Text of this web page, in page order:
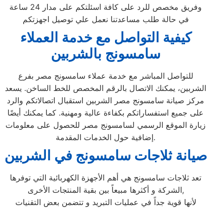
وفريق مخصص للرد على كافة اسئلتكم على مدار 24 ساعة
في حالة طلب مساعدتنا نعمل علي توصيل اجهزتكم
كيفية التواصل مع خدمة العملاء
سامسونج بالشربين
للتواصل المباشر مع خدمة عملاء سامسونج مصر بفرع
الشربين، يمكنك الاتصال بالرقم المخصص للخط الساخن. يسعد
مركز صيانة سامسونج مصر الشربين استقبال اتصالاتكم والرد
على جميع استفساراتكم بكفاءة عالية ومهنية. كما يمكنك أيضًا
زيارة الموقع الرسمي لسامسونج مصر للحصول على معلومات
إضافية حول الخدمات المقدمة.
صيانة ثلاجات سامسونج في الشربين
تعد ثلاجات سامسونج هي أهم الأجهزة الكهربائية التي توفرها
الشركة و أكثرها مبيعاً بين بقية المنتجات الأخرى,
لأنها قوية جداً في عمليات التبريد و تتضمن بعض التقنيات